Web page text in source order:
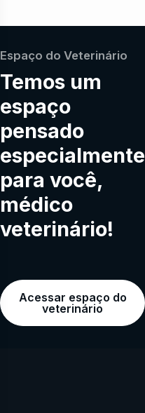
Espaço do Veterinário
Temos um
espaço
pensado
especialmente
para você,
médico
veterinário!
Acessar espaço do
veterinário